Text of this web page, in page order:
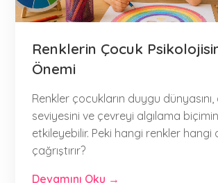
Renklerin Çocuk
Önemi
Renkler çocukların duygu
seviyesini ve çevreyi algılama
etkileyebilir. Peki hangi renkler hangi
çağrıştırır?
Devamını Oku →